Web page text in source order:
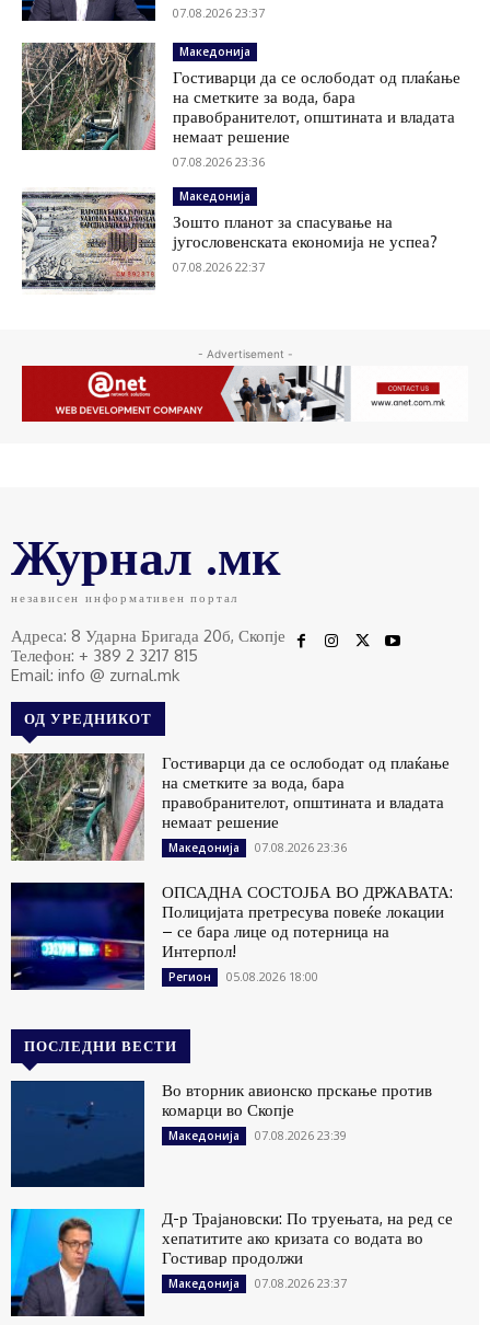
07.08.2026 23:37
Македонија
Гостиварци да се ослободат од плаќање
на сметките за вода, бара
правобранителот, општината и владата
немаат решение
07.08.2026 23:36
Македонија
Зошто планот за спасување на
југословенската економија не успеа?
07.08.2026 22:37
- Advertisement -
Журнал .мк
независен информативен портал
Адреса: 8 Ударна Бригада 20б, Скопје
Телефон: + 389 2 3217 815
Email: info @ zurnal.mk
ОД УРЕДНИКОТ
Гостиварци да се ослободат од плаќање
на сметките за вода, бара
правобранителот, општината и владата
немаат решение
Македонија 07.08.2026 23:36
ОПСАДНА СОСТОЈБА ВО ДРЖАВАТА:
Полицијата претресува повеќе локации
– се бара лице од потерница на
Интерпол!
Регион 05.08.2026 18:00
ПОСЛЕДНИ ВЕСТИ
Во вторник авионско прскање против
комарци во Скопје
Македонија 07.08.2026 23:39
Д-р Трајановски: По труењата, на ред се
хепатитите ако кризата со водата во
Гостивар продолжи
Македонија 07.08.2026 23:37